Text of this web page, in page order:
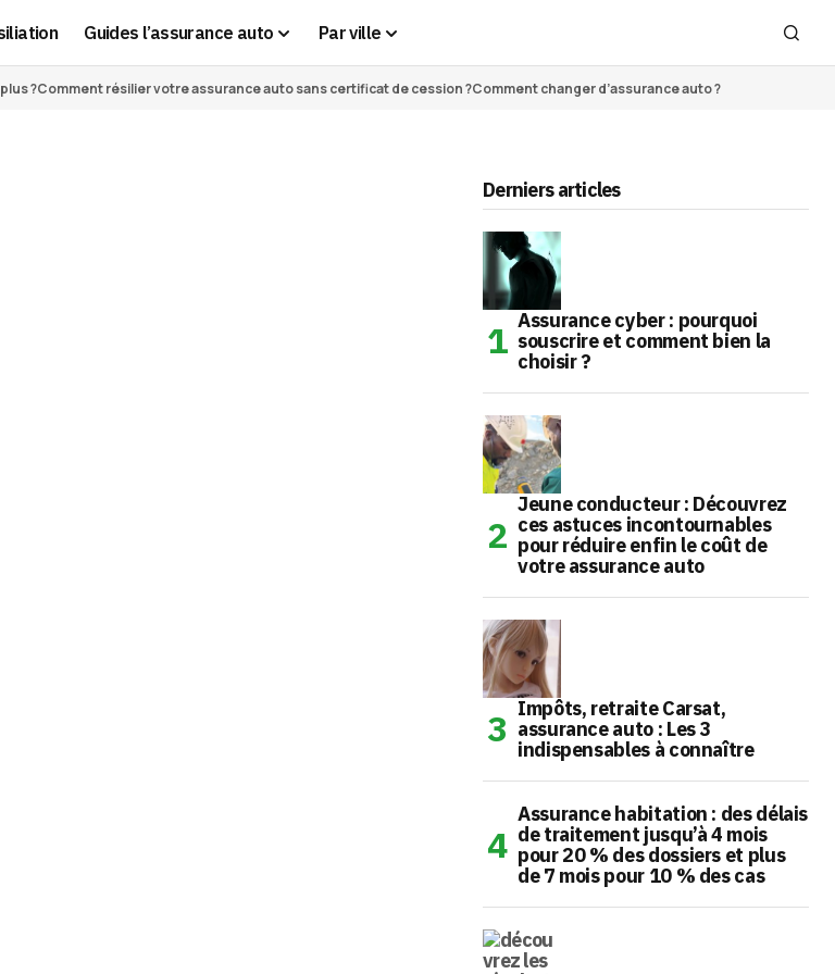
Guides l’assurance auto Par ville
?Comment résilier votre assurance auto sans certificat de cession ?Comment changer d’assurance auto ?
Derniers articles
Assurance cyber : pourquoi
souscrire et comment bien la
choisir ?
Jeune conducteur : Découvrez
ces astuces incontournables
pour réduire enfin le coût de
votre assurance auto
Impôts, retraite Carsat,
assurance auto : Les 3
indispensables à connaître
Assurance habitation : des délais
de traitement jusqu’à 4 mois
pour 20 % des dossiers et plus
de 7 mois pour 10 % des cas